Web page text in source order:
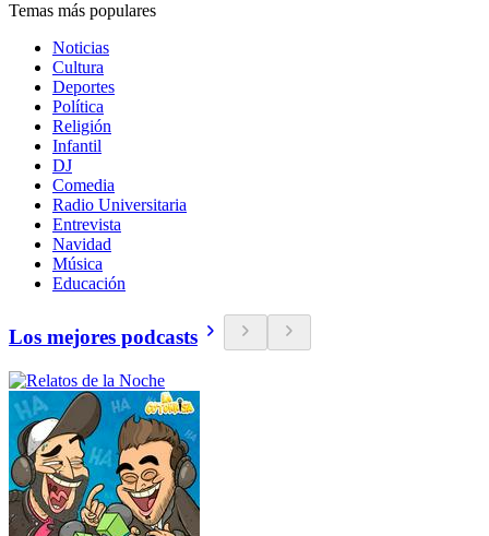
Temas más populares
Noticias
Cultura
Deportes
Política
Religión
Infantil
DJ
Comedia
Radio Universitaria
Entrevista
Navidad
Música
Educación
Los mejores podcasts